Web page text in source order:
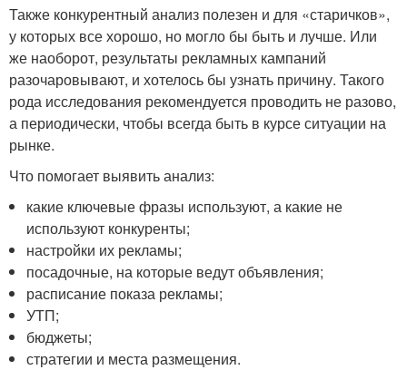
Также конкурентный анализ полезен и для «старичков»,
у которых все хорошо, но могло бы быть и лучше. Или
же наоборот, результаты рекламных кампаний
разочаровывают, и хотелось бы узнать причину. Такого
рода исследования рекомендуется проводить не разово,
а периодически, чтобы всегда быть в курсе ситуации на
рынке.
Что помогает выявить анализ:
какие ключевые фразы используют, а какие не
используют конкуренты;
настройки их рекламы;
посадочные, на которые ведут объявления;
расписание показа рекламы;
УТП;
бюджеты;
стратегии и места размещения.